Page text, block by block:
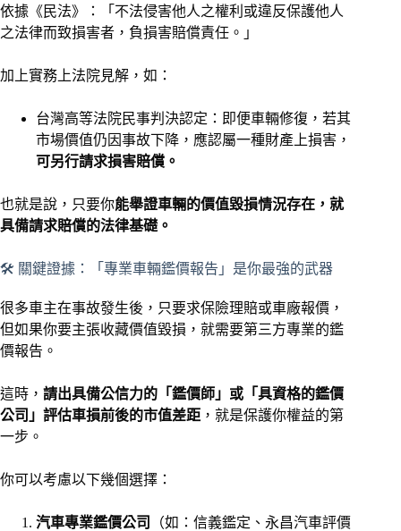
依據《民法》：「不法侵害他人之權利或違反保護他人
之法律而致損害者，負損害賠償責任。」
加上實務上法院見解，如：
台灣高等法院民事判決認定：即便車輛修復，若其
市場價值仍因事故下降，應認屬一種財產上損害，
可另行請求損害賠償。
也就是說，只要你能舉證車輛的價值毀損情況存在，就
具備請求賠償的法律基礎。
🛠 關鍵證據：「專業車輛鑑價報告」是你最強的武器
很多車主在事故發生後，只要求保險理賠或車廠報價，
但如果你要主張收藏價值毀損，就需要第三方專業的鑑
價報告。
這時， 請出具備公信力的「鑑價師」或「具資格的鑑價
公司」評估車損前後的市值差距 ，就是保護你權益的第
一步。
你可以考慮以下幾個選擇：
汽車專業鑑價公司
（如：信義鑑定、永昌汽車評價